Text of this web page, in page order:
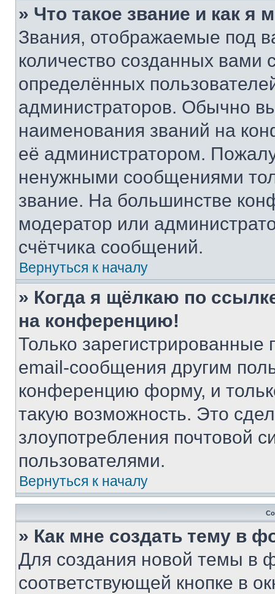
» Что такое звание и как я
Звания, отображаемые под
количество созданных
определённых
администраторов. Обычно
наименования званий на
её администратором.
ненужными сообщениями
звание. На большинстве
модератор или
счётчика сообщений.
Вернуться к началу
» Когда я щёлкаю по
на конференцию!
Только зарегистрированные
email-сообщения другим
конференцию форму, и
такую возможность. Это
злоупотребления почтовой
пользователями.
Вернуться к началу
» Как мне создать тему в
Для создания новой темы в
соответствующей кнопке в